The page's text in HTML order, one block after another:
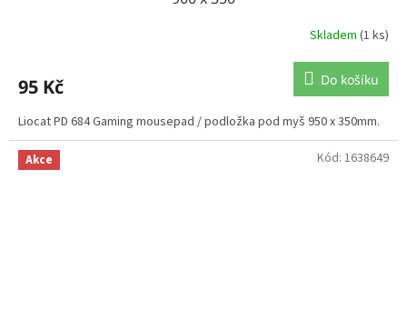
Skladem (1 ks)
95 Kč Do košíku
Liocat PD 684 Gaming mousepad / podložka pod myš 950 x 350mm.
Akce Kód: 1638649